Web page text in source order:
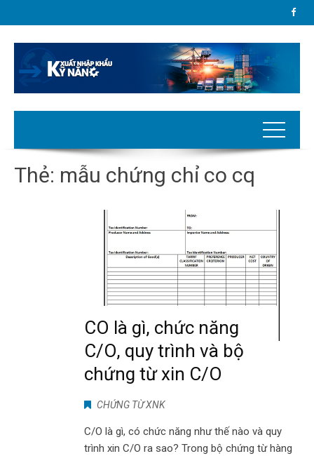
Thẻ: mẫu chứng chỉ co cq
CO là gì, chức năng
C/O, quy trình và bộ
chứng từ xin C/O
CHỨNG TỪ XNK
C/O là gì, có chức năng như thế nào và quy
trình xin C/O ra sao? Trong bộ chứng từ hàng